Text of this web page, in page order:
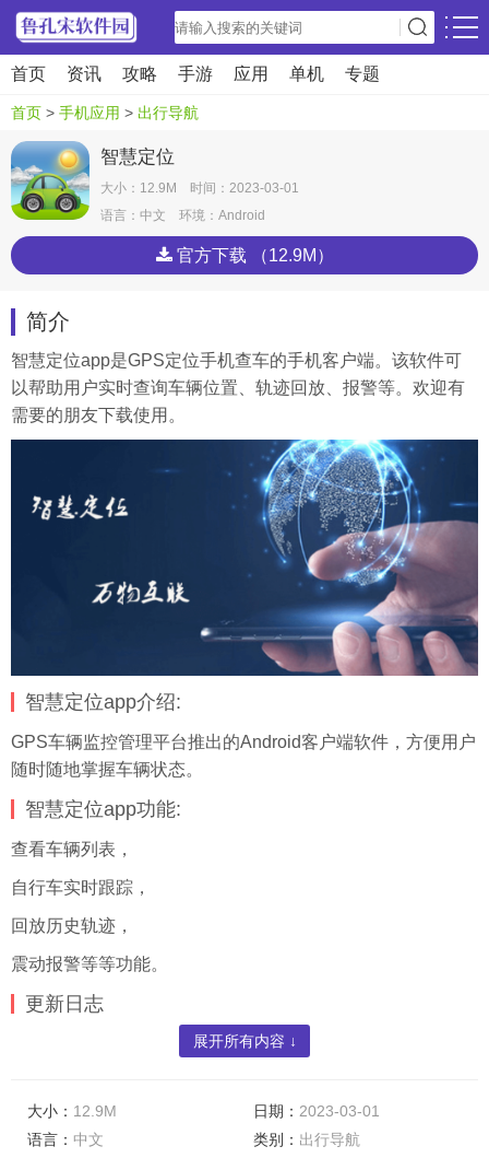
首页 资讯 攻略 手游 应用 单机 专题
首页 > 手机应用 > 出行导航
智慧定位
大小：12.9M 时间：2023-03-01
语言：中文 环境：Android
官方下载 （12.9M）
简介
智慧定位app是GPS定位手机查车的手机客户端。该软件可
以帮助用户实时查询车辆位置、轨迹回放、报警等。欢迎有
需要的朋友下载使用。
智慧定位app介绍:
GPS车辆监控管理平台推出的Android客户端软件，方便用户
随时随地掌握车辆状态。
智慧定位app功能:
查看车辆列表，
自行车实时跟踪，
回放历史轨迹，
震动报警等等功能。
更新日志
展开所有内容 ↓
大小： 12.9M 日期： 2023-03-01
语言： 中文 类别： 出行导航